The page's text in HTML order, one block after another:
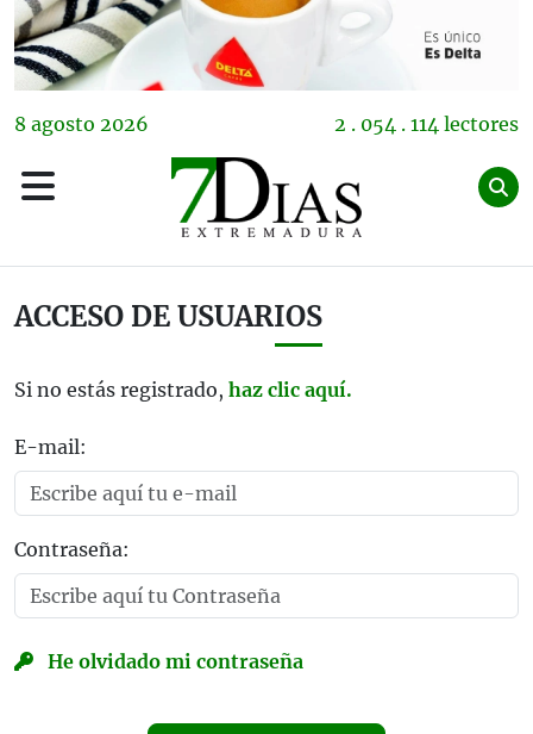
8 agosto 2026 2 . 054 . 114 lectores
ACCESO DE USUARIOS
Si no estás registrado, haz clic aquí.
E-mail:
Contraseña:
He olvidado mi contraseña